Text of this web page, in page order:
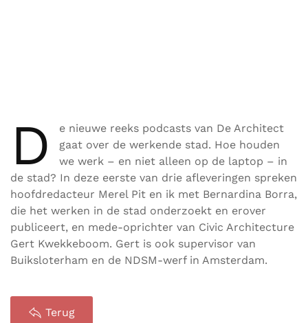
D
e nieuwe reeks podcasts van De Architect
gaat over de werkende stad. Hoe houden
we werk – en niet alleen op de laptop – in
de stad? In deze eerste van drie afleveringen spreken
hoofdredacteur Merel Pit en ik met Bernardina Borra,
die het werken in de stad onderzoekt en erover
publiceert, en mede-oprichter van Civic Architecture
Gert Kwekkeboom. Gert is ook supervisor van
Buiksloterham en de NDSM-werf in Amsterdam.
Terug